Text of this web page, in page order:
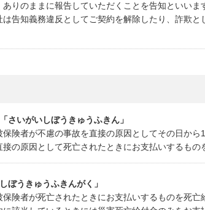
ありのままに報告していただくことを告知といい
は告知義務違反としてご契約を解除したり、詐欺
「さいがいしぼうきゅうふきん」
険者が不慮の事故を直接の原因としてその日から
の原因として死亡されたときにお支払いするもの
ぼうきゅうふきんがく」
険者が死亡されたときにお支払いするものを死